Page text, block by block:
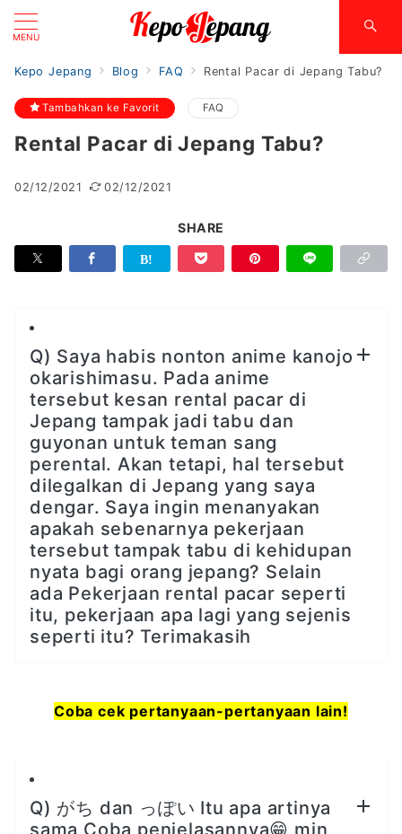
MENU
Kepo Jepang Blog FAQ Rental Pacar di Jepang Tabu?
Tambahkan ke Favorit FAQ
Rental Pacar di Jepang Tabu?
02/12/2021 02/12/2021
SHARE
Q) Saya habis nonton anime kanojo
okarishimasu. Pada anime
tersebut kesan rental pacar di
Jepang tampak jadi tabu dan
guyonan untuk teman sang
perental. Akan tetapi, hal tersebut
dilegalkan di Jepang yang saya
dengar. Saya ingin menanyakan
apakah sebenarnya pekerjaan
tersebut tampak tabu di kehidupan
nyata bagi orang jepang? Selain
ada Pekerjaan rental pacar seperti
itu, pekerjaan apa lagi yang sejenis
seperti itu? Terimakasih
Coba cek pertanyaan-pertanyaan lain!
Q) がち dan っぽい Itu apa artinya
sama Coba penjelasannya😁 min